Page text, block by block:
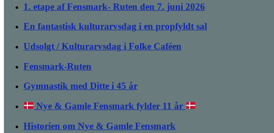
1. etape af Fensmark- Ruten den 7. juni 2026
En fantastisk kulturarvsdag i en propfyldt sal
Udsolgt / Kulturarvsdag i Folke Caféen
Fensmark-Ruten
Gymnastik med Ditte i 45 år
Nye & Gamle Fensmark fylder 11 år
Historien om Nye & Gamle Fensmark